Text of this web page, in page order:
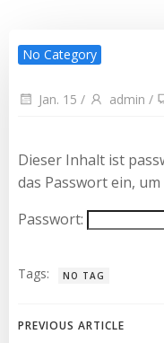
No Category
Jan. 15 / admin /
Dieser Inhalt ist
das Passwort ein,
Passwort:
Tags: NO TAG
PREVIOUS ARTICLE